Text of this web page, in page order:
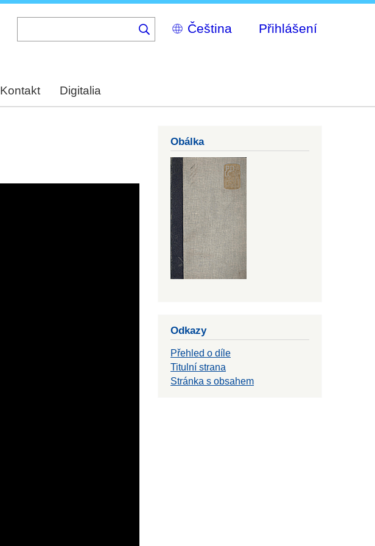
Select
your
Přihlášení
Kontakt Digitalia
Obálka
Odkazy
Přehled o díle
Titulní strana
Stránka s obsahem